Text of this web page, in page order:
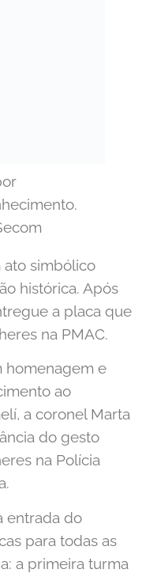
ato simbólico
histórica. Após
a placa que
na PMAC.
homenagem e
ao
a coronel Marta
do gesto
na Polícia
entrada do
para todas as
a primeira turma